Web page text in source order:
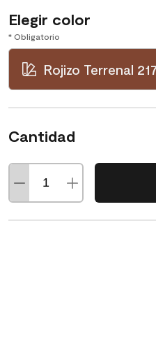
Elegir color
* Obligatorio
Rojizo Terrenal
Cantidad